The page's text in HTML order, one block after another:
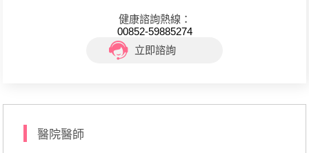
健康諮詢熱線：
00852-59885274
立即諮詢
醫院醫師